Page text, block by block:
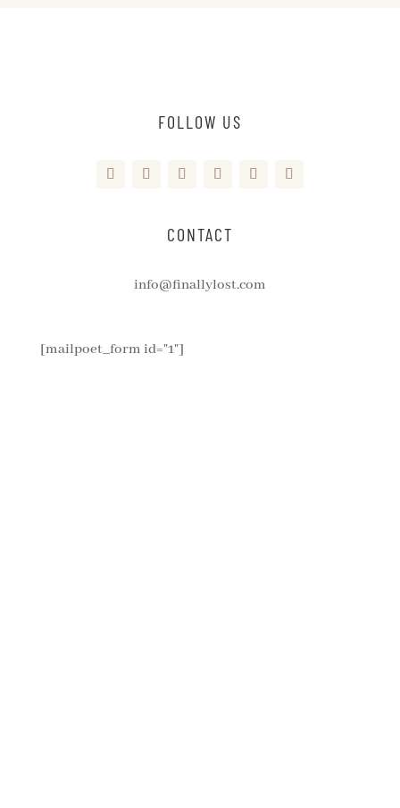
FOLLOW US
CONTACT
info@finallylost.com
[mailpoet_form id="1"]